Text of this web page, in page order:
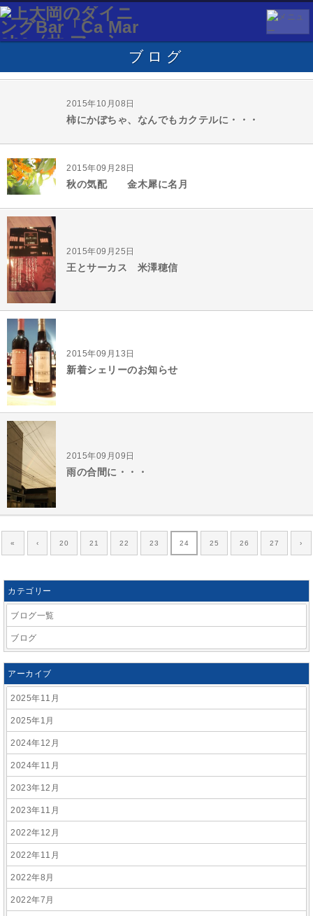
ブログ
2015年10月08日
柿にかぼちゃ、なんでもカクテルに・・・
2015年09月28日
秋の気配 金木犀に名月
2015年09月25日
王とサーカス 米澤穂信
2015年09月13日
新着シェリーのお知らせ
2015年09月09日
雨の合間に・・・
« ‹ 20 21 22 23 24 25 26 27 ›
カテゴリー
ブログ一覧
ブログ
アーカイブ
2025年11月
2025年1月
2024年12月
2024年11月
2023年12月
2023年11月
2022年12月
2022年11月
2022年8月
2022年7月